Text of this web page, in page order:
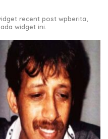
recent post wpberita,
widget ini.